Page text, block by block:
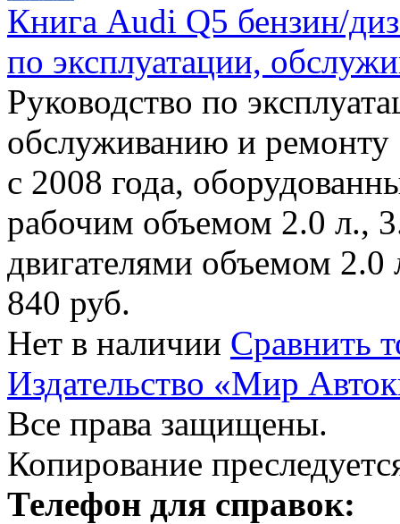
Книга Audi Q5 бензин/
по эксплуатации,
Руководство по
обслуживанию и
с 2008 года,
рабочим объемом 2.0 л.,
двигателями объемом 2.0
840 руб.
Нет в наличии Сравнить
Издательство «Мир
Все права защищены.
Копирование
Телефон для справок: